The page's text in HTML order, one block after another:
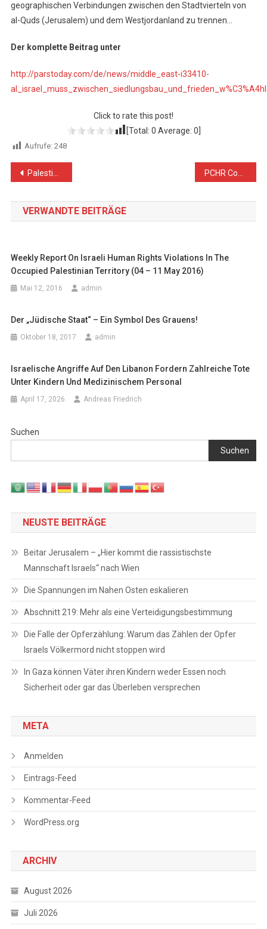
geographischen Verbindungen zwischen den Stadtvierteln von
al-Quds (Jerusalem) und dem Westjordanland zu trennen…
Der komplette Beitrag unter
http://parstoday.com/de/news/middle_east-i33410-
Click to rate this post!
[Total: 0 Average: 0
Aufrufe: 248
Beitragsnavigation
Palestine Update Nr. 80 vom 20. Oktober 2017: Trotz erdrückender Unterstützung durch UNGA bleibt Israel bei seinen Verstößen PCHR Condemns Attempted Assassination of Chief of Internal Security Services in Gaza
VERWANDTE BEITRÄGE
Weekly Report On Israeli Human Rights Violations In The
Occupied Palestinian Territory (04 – 11 May 2016)
Mai 12, 2016 admin
Der „Jüdische Staat“ – Ein Symbol Des Grauens!
Oktober 18, 2017 admin
Israelische Angriffe Auf Den Libanon Fordern Zahlreiche Tote
Unter Kindern Und Medizinischem Personal
April 17, 2026 Andreas Friedrich
Suchen
Suchen
NEUSTE BEITRÄGE
Beitar Jerusalem – „Hier kommt die rassistischste
Mannschaft Israels“ nach Wien
Die Spannungen im Nahen Osten eskalieren
Abschnitt 219: Mehr als eine Verteidigungsbestimmung
Die Falle der Opferzählung: Warum das Zählen der Opfer
Israels Völkermord nicht stoppen wird
In Gaza können Väter ihren Kindern weder Essen noch
Sicherheit oder gar das Überleben versprechen
META
Anmelden
Eintrags-Feed
Kommentar-Feed
WordPress.org
ARCHIV
August 2026
Juli 2026